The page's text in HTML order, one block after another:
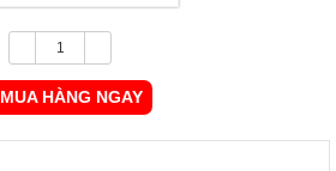
MUA HÀNG NGAY